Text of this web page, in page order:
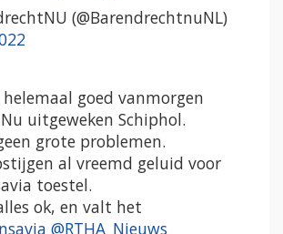
(@BarendrechtnuNL)
goed vanmorgen
uitgeweken Schiphol.
grote problemen.
al vreemd geluid voor
toestel.
ok, en valt het
@RTHA_Nieuws